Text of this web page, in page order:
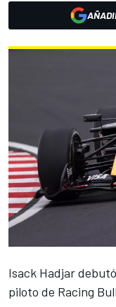
Isack Hadjar
piloto de Racing